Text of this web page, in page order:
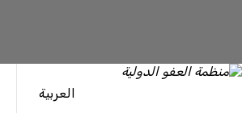
العربية